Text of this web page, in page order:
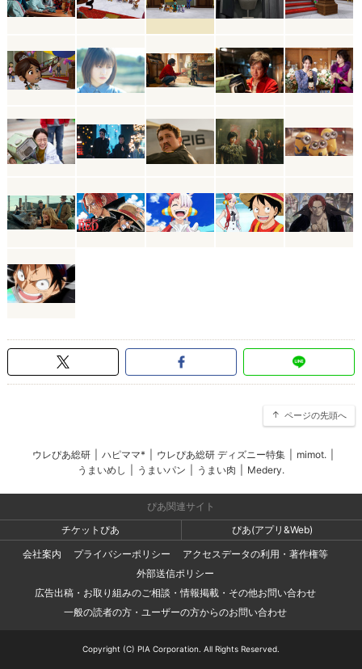
ページの先頭へ
ウレぴあ総研 ハピママ* ウレぴあ総研 ディズニー特集 mimot.
うまいめし
うまいパン うまい肉 Medery.
ぴあ関連サイト
チケットぴあ
ぴあ(アプリ&Web)
会社案内
プライバシーポリシー
アクセスデータの利用・著作権等
外部送信ポリシー
広告出稿・お取り組みのご相談・情報掲載・その他お問い合わせ
一般の読者の方・ユーザーの方からのお問い合わせ
Copyright (C) PIA Corporation. All Rights Reserved.